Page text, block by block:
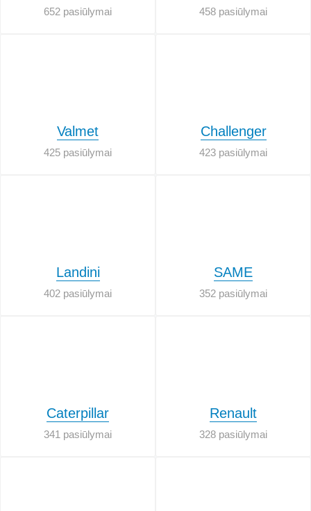
652 pasiūlymai 458 pasiūlymai
Valmet
425 pasiūlymai
Challenger
423 pasiūlymai
Landini
402 pasiūlymai
SAME
352 pasiūlymai
Caterpillar
341 pasiūlymai
Renault
328 pasiūlymai